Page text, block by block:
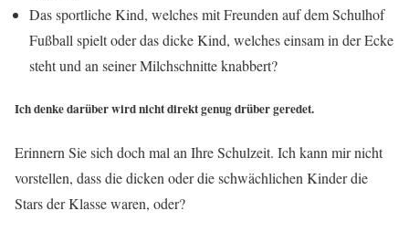
Das sportliche Kind, welches mit Freunden auf dem Schulhof
Fußball spielt oder das dicke Kind, welches einsam in der Ecke
steht und an seiner Milchschnitte knabbert?
Ich denke darüber wird nicht direkt genug drüber geredet.
Erinnern Sie sich doch mal an Ihre Schulzeit. Ich kann mir nicht
vorstellen, dass die dicken oder die schwächlichen Kinder die
Stars der Klasse waren, oder?